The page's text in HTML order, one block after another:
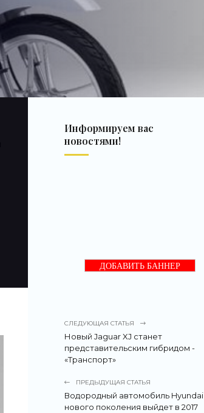
Информируем вас
новостями!
ДОБАВИТЬ БАННЕР
СЛЕДУЮЩАЯ СТАТЬЯ
Новый Jaguar XJ станет
представительским гибридом -
«Транспорт»
ПРЕДЫДУЩАЯ СТАТЬЯ
Водородный автомобиль Hyundai
нового поколения выйдет в 2017